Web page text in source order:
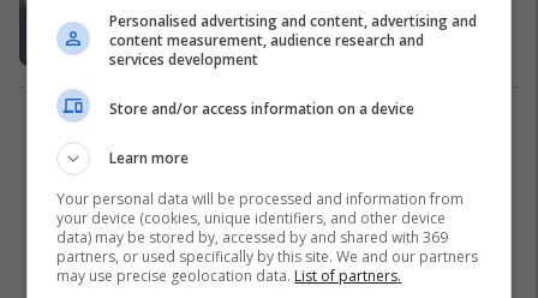
polemika të shumta
Në Trend 20/05/2022
Personalised advertising and content, advertising and
content measurement, audience research and
services development
Store and/or access information on a device
Learn more
Your personal data will be processed and information from
your device (cookies, unique identifiers, and other device
data) may be stored by, accessed by and shared with 369
partners, or used specifically by this site. We and our partners
may use precise geolocation data. List of partners.